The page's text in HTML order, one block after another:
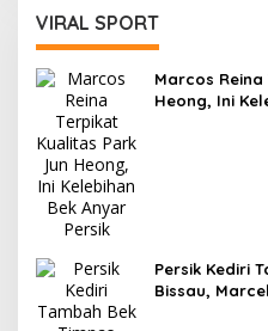
VIRAL SPORT
Marcos
Heong, Ini
Persik Kediri
Bissau,